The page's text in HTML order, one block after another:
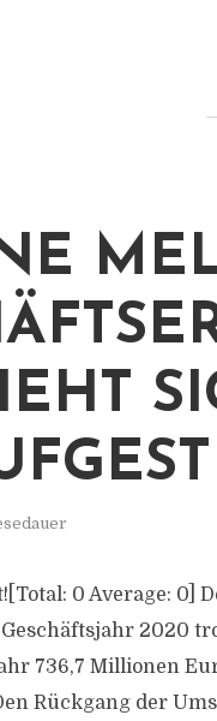
0 Average: 0]
2020
736,7 Millionen
Rückgang der